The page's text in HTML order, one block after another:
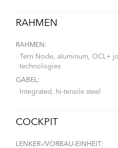
RAHMEN
RAHMEN:
Tern Node, aluminum, OCL+
technologies
GABEL:
Integrated, hi-tensile steel
COCKPIT
LENKER-/VORBAU-EINHEIT: